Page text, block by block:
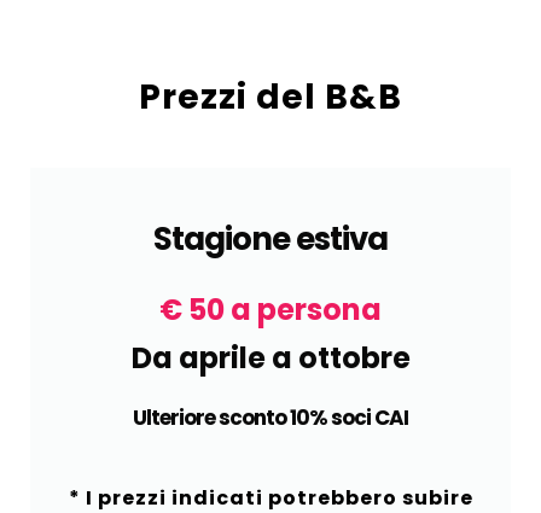
Prezzi del B&B
Stagione estiva
€ 50 a persona
Da aprile a ottobre
Ulteriore sconto 10% soci CAI
* I prezzi indicati potrebbero subire